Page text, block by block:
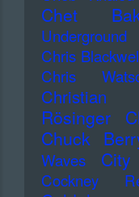
Chet
Underground
Chris
Chris
Christian
Rösinger
Chuck
Waves
City
Cockney